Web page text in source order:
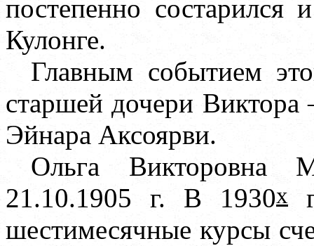
постепенно
Кулонге.
Главным событием
старшей дочери
Эйнара Аксоярви.
Ольга Викторовна
21.10.1905 г. В 1930х
шестимесячные курсы